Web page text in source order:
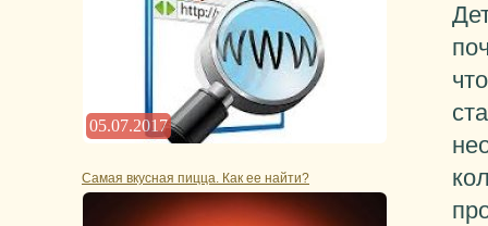
05.07.2017
Самая вкусная пицца. Как ее найти?